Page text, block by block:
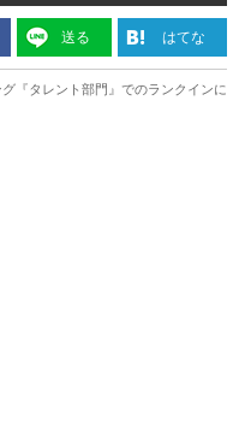
送る はてな
『タレント部門』でのランクインに